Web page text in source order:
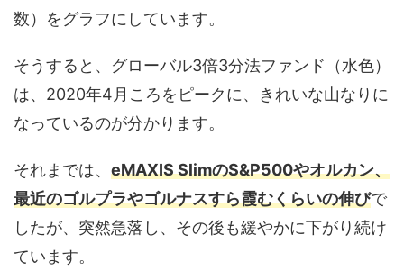
数）をグラフにしています。
そうすると、グローバル3倍3分法ファンド（水色）
は、2020年4月ころをピークに、きれいな山なりに
なっているのが分かります。
それまでは、 eMAXIS SlimのS&P500やオルカン、
最近のゴルプラやゴルナスすら霞むくらいの伸びで
したが、突然急落し、その後も緩やかに下がり続け
ています。